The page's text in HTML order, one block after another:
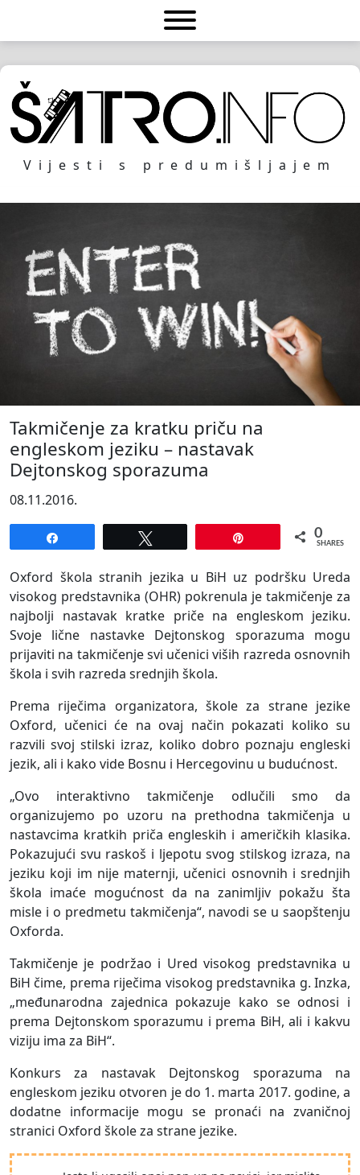
Vijesti s predumišljajem
Takmičenje za kratku priču na
engleskom jeziku – nastavak
Dejtonskog sporazuma
08.11.2016.
0
SHARES
Oxford škola stranih jezika u BiH uz podršku Ureda
visokog predstavnika (OHR) pokrenula je takmičenje za
najbolji nastavak kratke priče na engleskom jeziku.
Svoje lične nastavke Dejtonskog sporazuma mogu
prijaviti na takmičenje svi učenici viših razreda osnovnih
škola i svih razreda srednjih škola.
Prema riječima organizatora, škole za strane jezike
Oxford, učenici će na ovaj način pokazati koliko su
razvili svoj stilski izraz, koliko dobro poznaju engleski
jezik, ali i kako vide Bosnu i Hercegovinu u budućnost.
„Ovo interaktivno takmičenje odlučili smo da
organizujemo po uzoru na prethodna takmičenja u
nastavcima kratkih priča engleskih i američkih klasika.
Pokazujući svu raskoš i ljepotu svog stilskog izraza, na
jeziku koji im nije maternji, učenici osnovnih i srednjih
škola imaće mogućnost da na zanimljiv pokažu šta
misle i o predmetu takmičenja“, navodi se u saopštenju
Oxforda.
Takmičenje je podržao i Ured visokog predstavnika u
BiH čime, prema riječima visokog predstavnika g. Inzka,
„međunarodna zajednica pokazuje kako se odnosi i
prema Dejtonskom sporazumu i prema BiH, ali i kakvu
viziju ima za BiH“.
Konkurs za nastavak Dejtonskog sporazuma na
engleskom jeziku otvoren je do 1. marta 2017. godine, a
dodatne informacije mogu se pronaći na zvaničnoj
stranici Oxford škole za strane jezike.